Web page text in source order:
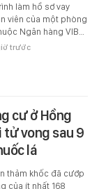
làm hồ sơ vay
viên của một phòng
Ngân hàng VIB…
trước
cư ở Hồng
tử vong sau 9
lá
thảm khốc đã cướp
của ít nhất 168